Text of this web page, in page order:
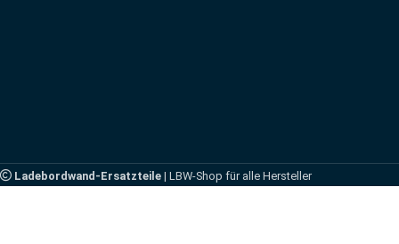
Ladebordwand-Ersatzteile | LBW-Shop für alle Hersteller